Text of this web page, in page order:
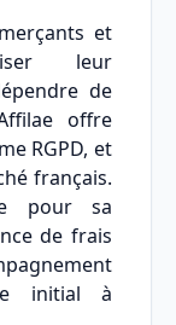
et
leur
de
offre
RGPD, et
français.
pour sa
de frais
initial à